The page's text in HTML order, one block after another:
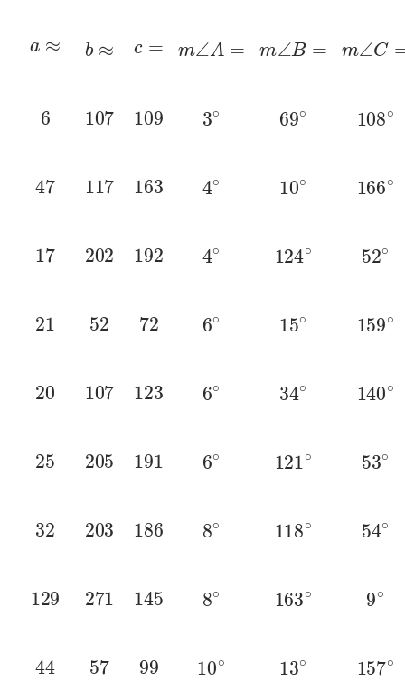
a ≈ b ≈ c = m ∠A = m ∠B = m ∠C
6 107 109 3∘ 69∘ 108∘
47 117 163 4∘ 10∘ 166∘
17 202 192 4∘ 124∘ 52∘
21 52 72 6∘ 15∘ 159∘
20 107 123 6∘ 34∘ 140∘
25 205 191 6∘ 121 ∘ 53∘
32 203 186 8∘ 118∘ 54∘
129 271 145 8∘ 163∘ 9∘
44 57 99 10∘ 13∘ 157∘